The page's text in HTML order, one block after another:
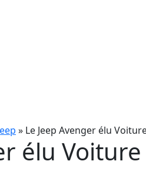
» Le Jeep Avenger élu
élu Voiture